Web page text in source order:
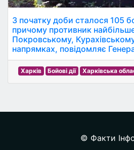
З початку доби сталося 105
причому противник
Покровському,
напрямках, повідомляє
Харків Бойові дії Харківська
© Факти